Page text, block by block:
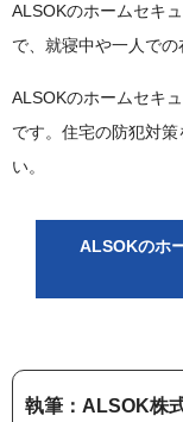
ALSOKのホームセキ
で、就寝中や一人での
ALSOKのホームセキ
です。住宅の防犯対
い。
ALSOKのホ
執筆：ALSOK株